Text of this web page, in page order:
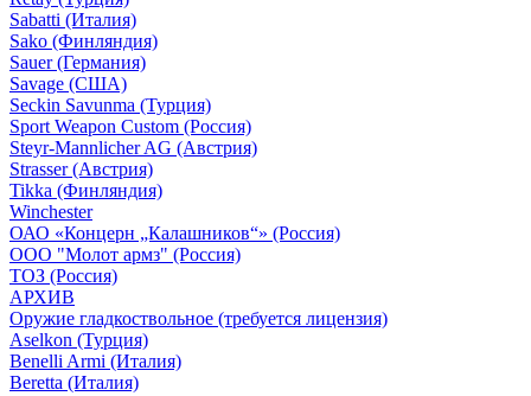
Sabatti (Италия)
Sako (Финляндия)
Sauer (Германия)
Savage (США)
Seckin Savunma (Турция)
Sport Weapon Custom (Россия)
Steyr-Mannlicher AG (Австрия)
Strasser (Австрия)
Tikka (Финляндия)
Winchester
ОАО «Концерн „Калашников“» (Россия)
ООО "Молот армз" (Россия)
ТОЗ (Россия)
АРХИВ
Оружие гладкоствольное (требуется лицензия)
Aselkon (Турция)
Benelli Armi (Италия)
Beretta (Италия)